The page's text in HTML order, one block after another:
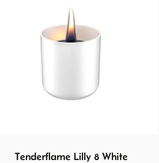
Tenderflame Lilly 8 White